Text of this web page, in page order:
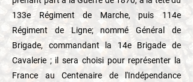
133e Régiment de Marche, puis 114e
Régiment de Ligne; nommé Général de
Brigade, commandant la 14e Brigade de
Cavalerie ; il sera choisi pour représenter la
France au Centenaire de l'Indépendance